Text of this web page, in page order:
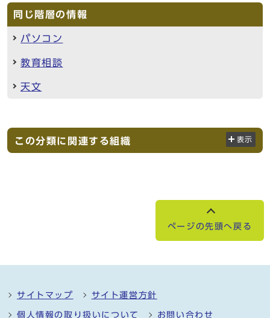
同じ階層の情報
パソコン
教育相談
天文
この分類に関連する組織 表示
ページの先頭へ戻る
サイトマップ サイト運営方針
個人情報の取り扱いについて お問い合わせ